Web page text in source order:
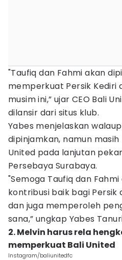
"Taufiq dan Fahmi akan
memperkuat Persik Kediri
musim ini,” ujar CEO Bali
dilansir dari situs klub.
Yabes menjelaskan
dipinjamkan, namun
United pada lanjutan
Persebaya Surabaya.
"Semoga Taufiq dan
kontribusi baik bagi
dan juga memperoleh
sana,” ungkap Yabes
2. Melvin harus rela
memperkuat Bali United
Instagram/baliunitedfc